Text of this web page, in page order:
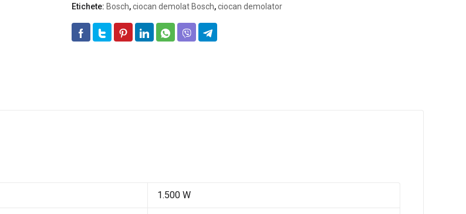
VC
Etichete: Bosch,ciocan demolat Bosch,ciocan demolator
1.500 W